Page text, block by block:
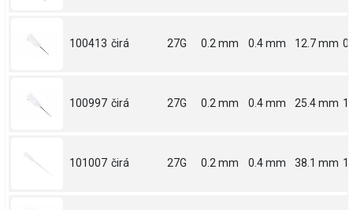
100413 čirá 27G 0.2 mm 0.4 mm 12.7 mm
100997 čirá 27G 0.2 mm 0.4 mm 25.4 mm 1
101007 čirá 27G 0.2 mm 0.4 mm 38.1 mm